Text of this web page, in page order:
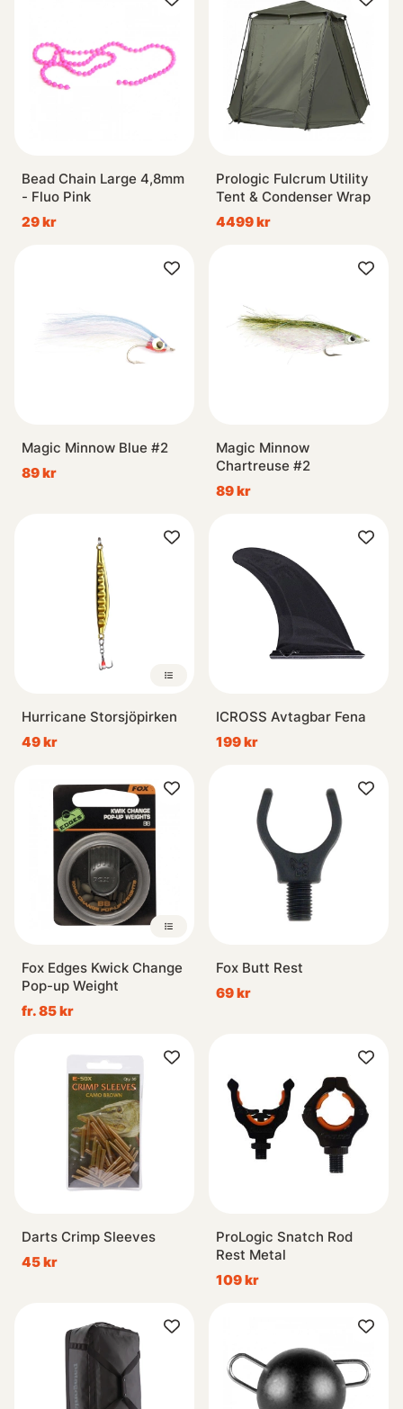
Bead Chain Large 4,8mm
- Fluo Pink
29 kr
Prologic Fulcrum Utility
Tent & Condenser Wrap
4499 kr
Magic Minnow Blue #2
89 kr
Magic Minnow
Chartreuse #2
89 kr
Hurricane Storsjöpirken
49 kr
ICROSS Avtagbar Fena
199 kr
Fox Edges Kwick Change
Pop-up Weight
fr. 85 kr
Fox Butt Rest
69 kr
Darts Crimp Sleeves
45 kr
ProLogic Snatch Rod
Rest Metal
109 kr